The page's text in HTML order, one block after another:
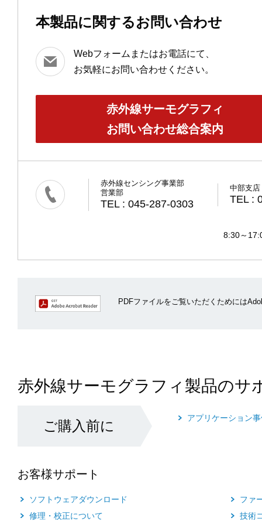
本製品に関するお問い合わせ
Webフォームまたはお電話にて、
お気軽にお問い合わせください。
赤外線サーモグラフィ
お問い合わせ総合案内
赤外線センシング事業部
営業部
TEL : 045-287-0303
中部支店
TEL :
8:30～
PDFファイルをご覧いただくためには
赤外線サーモグラフィ製品のサ
ご購入前に アプリケーション
お客様サポート
ソフトウェアダウンロード
修理・校正について
ファ
技術